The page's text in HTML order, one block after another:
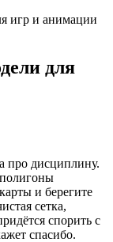
игр и анимации
для
про дисциплину.
и берегите
сетка,
спорить с
спасибо.